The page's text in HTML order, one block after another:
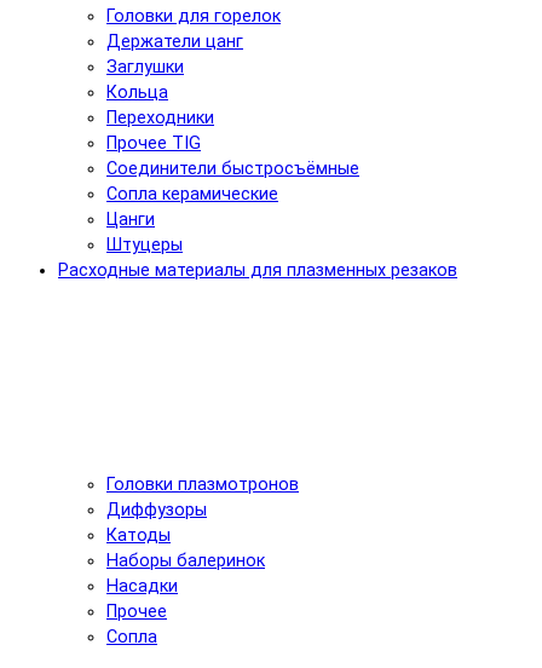
Головки для горелок
Держатели цанг
Заглушки
Кольца
Переходники
Прочее TIG
Соединители быстросъёмные
Сопла керамические
Цанги
Штуцеры
Расходные материалы для плазменных резаков
Головки плазмотронов
Диффузоры
Катоды
Наборы балеринок
Насадки
Прочее
Сопла